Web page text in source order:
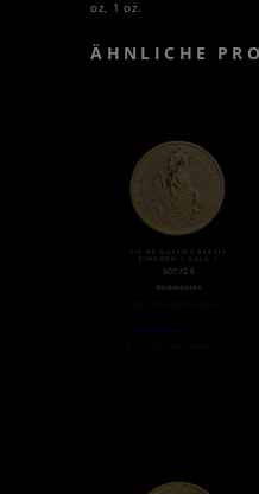
oz, 1 oz.
ÄHNLICHE
1/4 OZ QUEEN’S BEASTS
EINHORN | GOLD |
2018
607,72 €
Goldmünzen
Weiterlesen
Nicht auf Lager